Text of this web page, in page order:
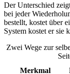
Der Unterschied
bei jeder
bestellt, kostet über
System kostet er sie
Zwei Wege zur
Merkmal